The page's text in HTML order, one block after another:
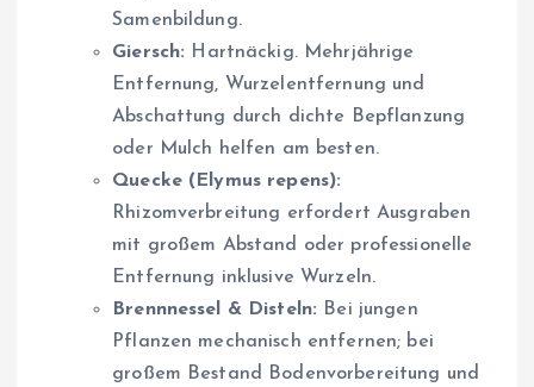
Samenbildung.
Giersch: Hartnäckig. Mehrjährige
Entfernung, Wurzelentfernung und
Abschattung durch dichte Bepflanzung
oder Mulch helfen am besten.
Quecke (Elymus repens):
Rhizomverbreitung erfordert Ausgraben
mit großem Abstand oder professionelle
Entfernung inklusive Wurzeln.
Brennnessel & Disteln: Bei jungen
Pflanzen mechanisch entfernen; bei
großem Bestand Bodenvorbereitung und